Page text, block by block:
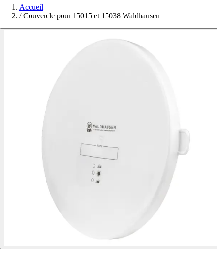
Accueil
/ Couvercle pour 15015 et 15038 Waldhausen